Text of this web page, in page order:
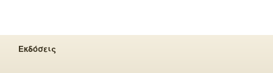
Εκδόσεις